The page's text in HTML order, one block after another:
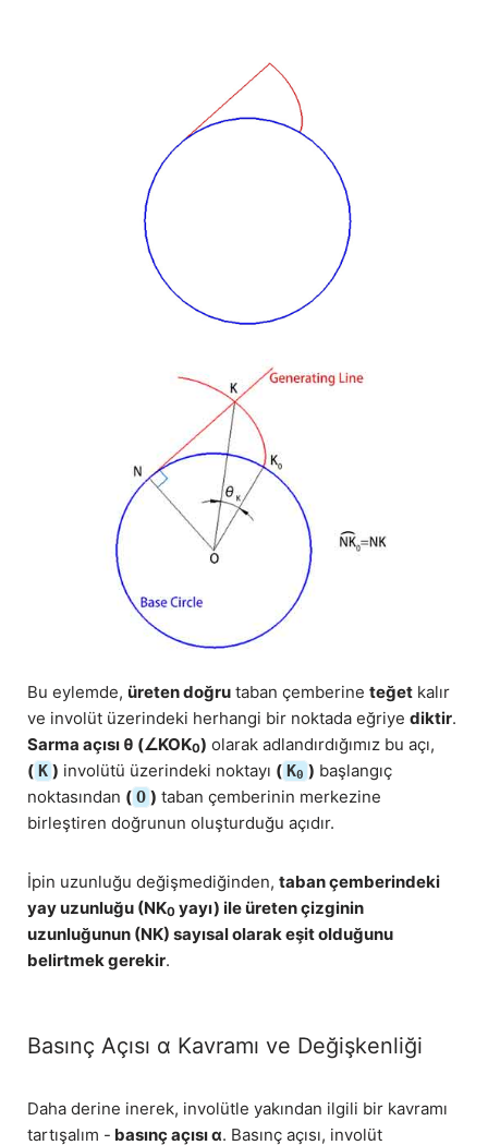
Bu eylemde, üreten doğru taban çemberine teğet kalır
ve involüt üzerindeki herhangi bir noktada eğriye diktir.
Sarma açısı θ (∠KOK0) olarak adlandırdığımız bu açı,
( K ) involütü üzerindeki noktayı ( K0 ) başlangıç
noktasından ( O ) taban çemberinin merkezine
birleştiren doğrunun oluşturduğu açıdır.
İpin uzunluğu değişmediğinden, taban çemberindeki
yay uzunluğu (NK0 yayı) ile üreten çizginin
uzunluğunun (NK) sayısal olarak eşit olduğunu
belirtmek gerekir.
Basınç Açısı α Kavramı ve Değişkenliği
Daha derine inerek, involütle yakından ilgili bir kavramı
tartışalım - basınç açısı α. Basınç açısı, involüt